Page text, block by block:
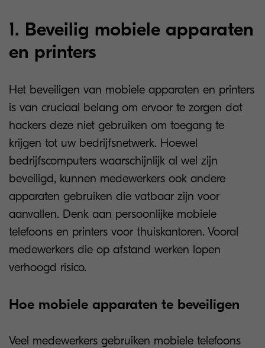
1. Beveilig mobiele apparaten
en printers
Het beveiligen van mobiele apparaten en printers
is van cruciaal belang om ervoor te zorgen dat
hackers deze niet gebruiken om toegang te
krijgen tot uw bedrijfsnetwerk. Hoewel
bedrijfscomputers waarschijnlijk al wel zijn
beveiligd, kunnen medewerkers ook andere
apparaten gebruiken die vatbaar zijn voor
aanvallen. Denk aan persoonlijke mobiele
telefoons en printers voor thuiskantoren. Vooral
medewerkers die op afstand werken lopen
verhoogd risico.
Hoe mobiele apparaten te beveiligen
Veel medewerkers gebruiken mobiele telefoons